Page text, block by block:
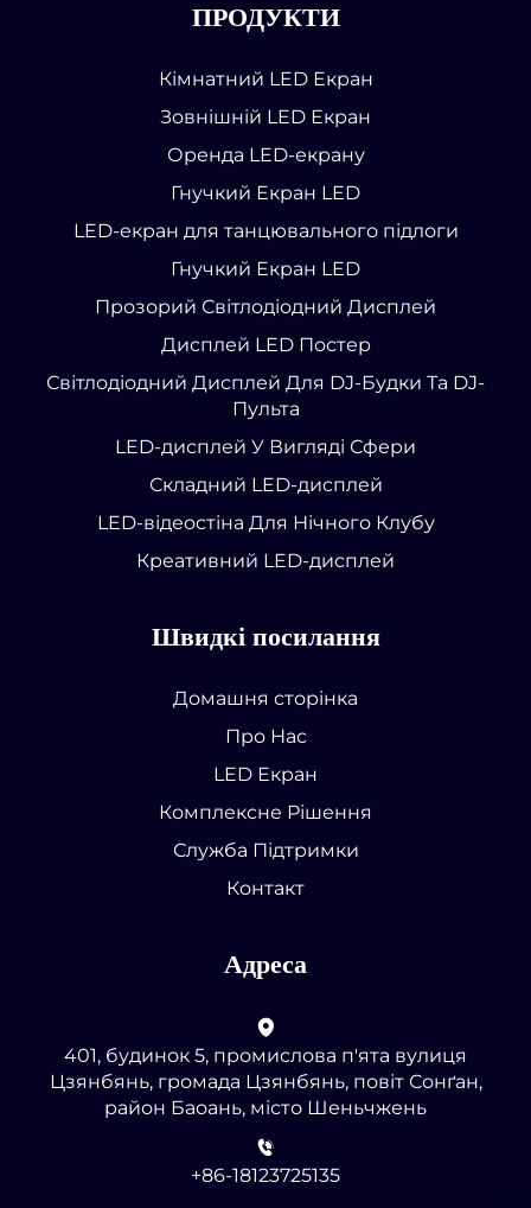
ПРОДУКТИ
Кімнатний LED Екран
Зовнішній LED Екран
Оренда LED-екрану
Гнучкий Екран LED
LED-екран для танцювального підлоги
Гнучкий Екран LED
Прозорий Світлодіодний Дисплей
Дисплей LED Постер
Світлодіодний Дисплей Для DJ-Будки Та DJ-
Пульта
LED-дисплей У Вигляді Сфери
Складний LED-дисплей
LED-відеостіна Для Нічного Клубу
Креативний LED-дисплей
Швидкі посилання
Домашня сторінка
Про Нас
LED Екран
Комплексне Рішення
Служба Підтримки
Контакт
Адреса
401, будинок 5, промислова п'ята вулиця
Цзянбянь, громада Цзянбянь, повіт Сонґан,
район Баоань, місто Шеньчжень
+86-18123725135